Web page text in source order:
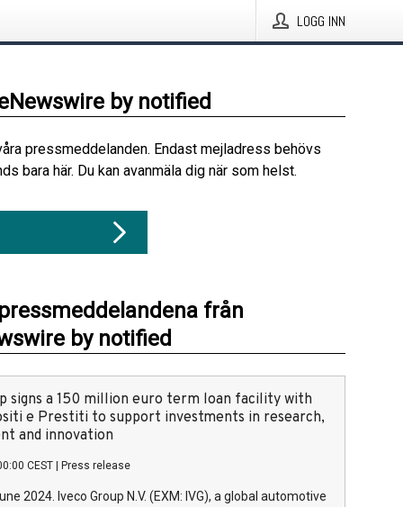
LOGG INN
by notified
pressmeddelanden. Endast mejladress behövs
bara här. Du kan avanmäla dig när som helst.
från
by notified
signs a 150 million euro term loan facility with
e Prestiti to support investments in research,
and innovation
CEST Press release
2024. Iveco Group N.V. (EXM: IVG), a global automotive